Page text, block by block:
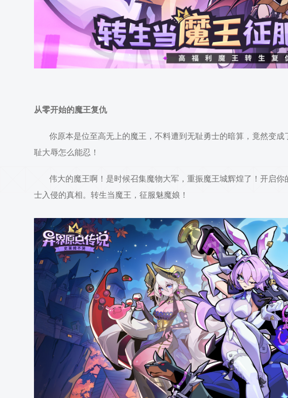
从零开始的魔王复仇
你原本是位至高无上的魔王，不料遭到无耻勇士的暗算，竟然
耻大辱怎么能忍！
伟大的魔王啊！是时候召集魔物大军，重振魔王城辉煌了！开启
士入侵的真相。转生当魔王，征服魅魔娘！